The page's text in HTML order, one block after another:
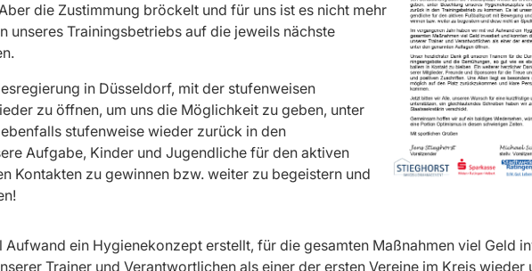
die Zustimmung bröckelt und für uns ist es nicht mehr
unseres Trainingsbetriebs auf die jeweils nächste
in Düsseldorf, mit der stufenweisen
zu öffnen, um uns die Möglichkeit zu geben, unter
stufenweise wieder zurück in den
Aufgabe, Kinder und Jugendliche für den aktiven
Kontakten zu gewinnen bzw. weiter zu begeistern und
ein Hygienekonzept erstellt, für die gesamten Maßnahmen viel Geld
Trainer und Verantwortlichen als einer der ersten Vereine im Kreis wieder